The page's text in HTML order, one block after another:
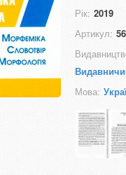
Рік: 2019
Артикул:
Мова: